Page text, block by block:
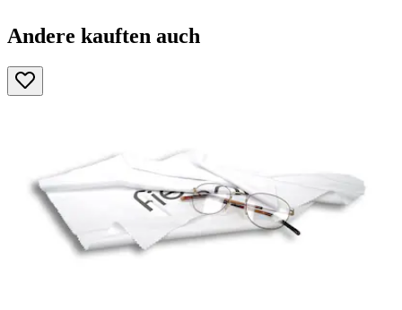
Andere kauften auch